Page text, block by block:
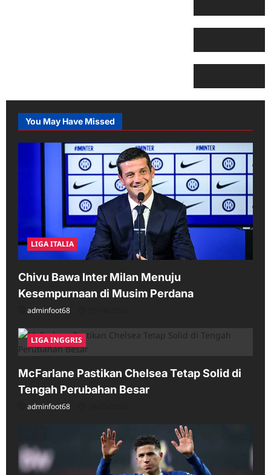
You May Have Missed
LIGA ITALIA
Chivu Bawa Inter Milan Menuju
Kesempurnaan di Musim Perdana
adminfoot68
LIGA INGGRIS
McFarlane Pastikan Chelsea Tetap Solid di
Tengah Perubahan Besar
adminfoot68